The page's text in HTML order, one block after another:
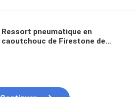
Ressort pneumatique en
caoutchouc de Firestone de